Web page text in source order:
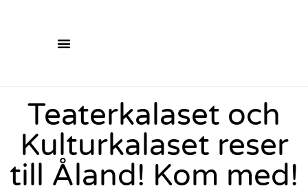
Teaterkalaset och
Kulturkalaset reser
till Åland! Kom med!